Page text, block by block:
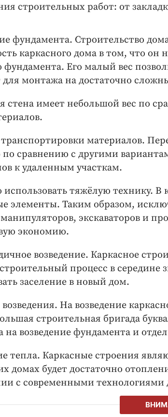
строительных работ: от
фундамента. Строительство
каркасного дома в том, что он
фундамента. Его малый вес
для монтажа на достаточно
стена имеет небольшой вес по
транспортировки материалов.
по сравнению с другими
к удаленным участкам.
тяжёлую технику. В
элементы. Таким образом,
экскаваторов и
экономию.
возведение. Каркасное
процесс в
заселение в новый дом.
На возведение
строительная бригада
на возведение фундамента и
тепла. Каркасные строения
домах будет достаточно
с современными технологиями